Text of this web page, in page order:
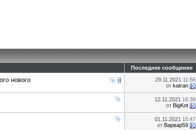
Последнее сообщение
нового 29.11.2021 11:56
от katran
12.11.2021 16:39
от BigKot
01.11.2021 10:47
от Варвар59